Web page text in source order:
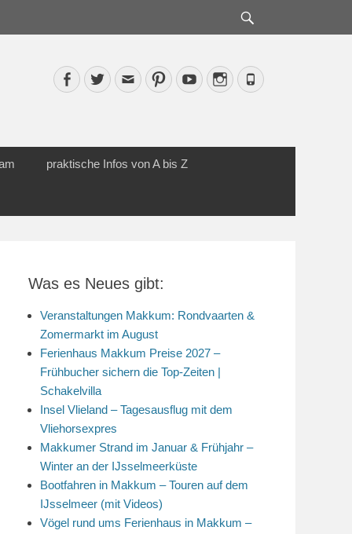
Facebook
TwitterEmailPinterestYouTubeInstagram
Phone
praktische Infos von A bis Z
Was es Neues gibt:
Veranstaltungen Makkum: Rondvaarten &
Zomermarkt im August
Ferienhaus Makkum Preise 2027 –
Frühbucher sichern die Top-Zeiten |
Schakelvilla
Insel Vlieland – Tagesausflug mit dem
Vliehorsexpres
Makkumer Strand im Januar & Frühjahr –
Winter an der IJsselmeerküste
Bootfahren in Makkum – Touren auf dem
IJsselmeer (mit Videos)
Vögel rund ums Ferienhaus in Makkum –